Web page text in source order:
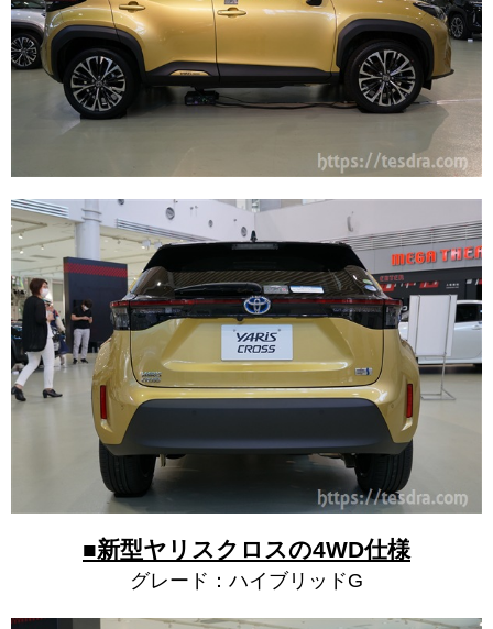
■新型ヤリスクロスの4WD仕様
グレード：ハイブリッドG